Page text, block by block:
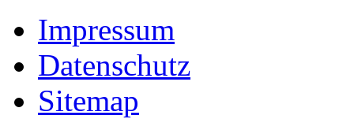
Impressum
Datenschutz
Sitemap